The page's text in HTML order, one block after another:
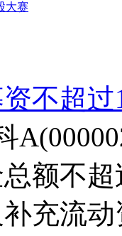
大赛
不超过
额不
充流